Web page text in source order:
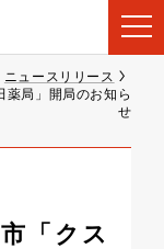
ニュースリリース
薬局」開局のお知ら
せ
「クス